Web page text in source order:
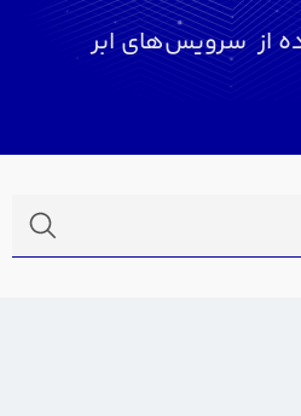
از سرویس‌های ابر